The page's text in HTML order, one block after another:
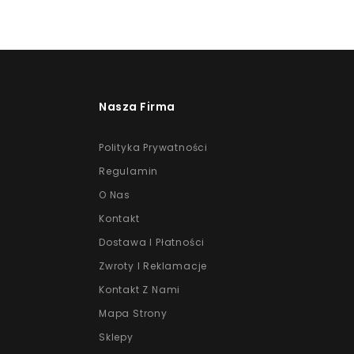
Nasza Firma
Polityka Prywatności
Regulamin
O Nas
Kontakt
Dostawa I Płatności
Zwroty I Reklamacje
Kontakt Z Nami
Mapa Strony
Sklepy